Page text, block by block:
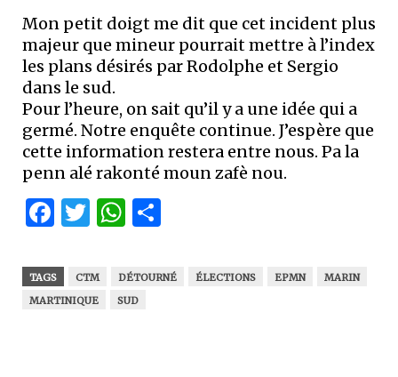
Mon petit doigt me dit que cet incident plus
majeur que mineur pourrait mettre à l’index
les plans désirés par Rodolphe et Sergio
dans le sud.
Pour l’heure, on sait qu’il y a une idée qui a
germé. Notre enquête continue. J’espère que
cette information restera entre nous. Pa la
penn alé rakonté moun zafè nou.
Facebook
Twitter
WhatsApp
TAGS CTM DÉTOURNÉ ÉLECTIONS EPMN
MARIN
MARTINIQUE
SUD